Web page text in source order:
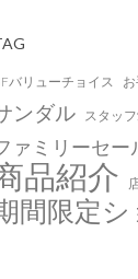
バリューチョイス
ンダル スタッ
ァミリーセー
品紹介
間限定